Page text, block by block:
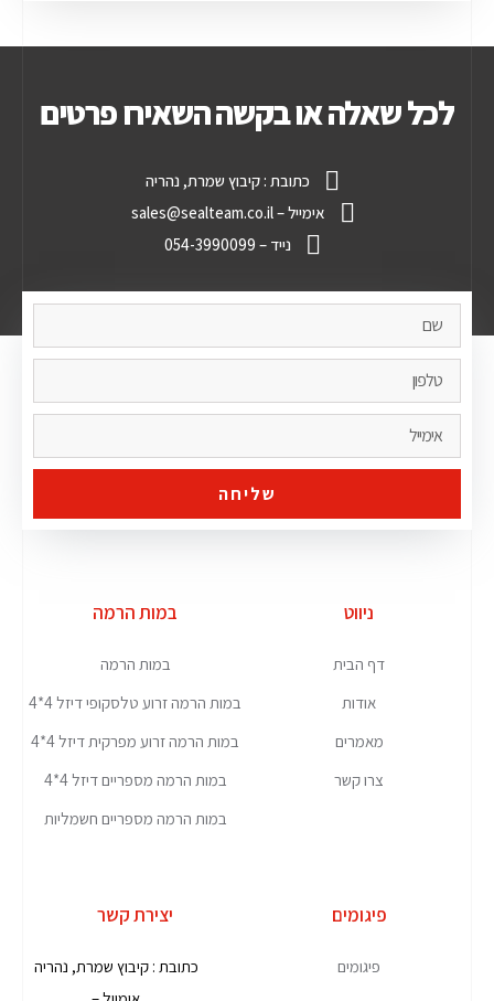
לכל שאלה או בקשה השאירו פרטים
כתובת : קיבוץ שמרת, נהריה
אימייל – sales@sealteam.co.il
נייד – 054-3990099
שליחה
ניווט
דף הבית
אודות
מאמרים
צרו קשר
במות הרמה
במות הרמה
במות הרמה זרוע טלסקופי דיזל 4*4
במות הרמה זרוע מפרקית דיזל 4*4
במות הרמה מספריים דיזל 4*4
במות הרמה מספריים חשמליות
פיגומים
פיגומים
יצירת קשר
כתובת : קיבוץ שמרת, נהריה